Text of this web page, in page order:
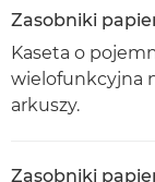
Zasobniki
Kaseta o
wielofunkcyjna
arkuszy.
Zasobniki